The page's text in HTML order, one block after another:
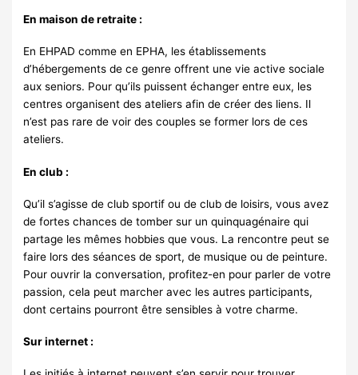
En maison de retraite :
En EHPAD comme en EPHA, les établissements
d’hébergements de ce genre offrent une vie active sociale
aux seniors. Pour qu’ils puissent échanger entre eux, les
centres organisent des ateliers afin de créer des liens. Il
n’est pas rare de voir des couples se former lors de ces
ateliers.
En club :
Qu’il s’agisse de club sportif ou de club de loisirs, vous avez
de fortes chances de tomber sur un quinquagénaire qui
partage les mêmes hobbies que vous. La rencontre peut se
faire lors des séances de sport, de musique ou de peinture.
Pour ouvrir la conversation, profitez-en pour parler de votre
passion, cela peut marcher avec les autres participants,
dont certains pourront être sensibles à votre charme.
Sur internet :